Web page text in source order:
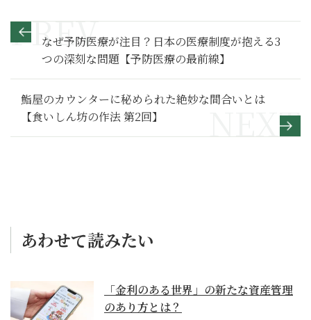
なぜ予防医療が注目？日本の医療制度が抱える3
つの深刻な問題【予防医療の最前線】
鮨屋のカウンターに秘められた絶妙な間合いとは
【食いしん坊の作法 第2回】
あわせて読みたい
「金利のある世界」の新たな資産管理
のあり方とは？